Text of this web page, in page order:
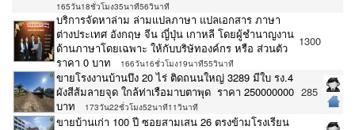
165วัน18ชั่วโมง35นาที56วินาที
บริการจัดหาล่าม ล่ามแปลภาษา แปลเอกสาร ภาษา
ต่างประเทศ อังกฤษ จีน ญี่ปุ่น เกาหลี โดยผู้ชำนาญงาน
ด้านภาษาโดยเฉพาะ ให้กับบริษัทองค์กร หรือ ส่วนตัว
ราคา 0 บาท
166วัน16ชั่วโมง19นาที55วินาที
1300
ขายโรงงานบ้านบึง 20 ไร่ ติดถนนใหญ่ 3289 มีใบ รง.4
ผังสีส้มลายจุด ใกล้ท่าเรือมาบตาพุด ราคา 250000000
บาท
173วัน22ชั่วโมง52นาที11วินาที
285
ขายบ้านเก่า 100 ปี ซอยสามเสน 26 ตรงข้ามโรงเรียน